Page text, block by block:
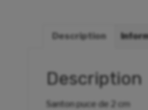
Description
Description
Santon puce de 2 cm